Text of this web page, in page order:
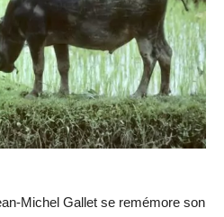
Michel Gallet se remémore son